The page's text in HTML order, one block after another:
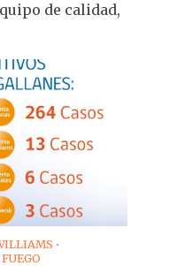
de calidad,
•